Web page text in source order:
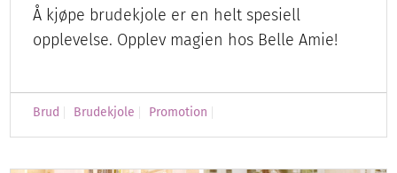
Å kjøpe brudekjole er en helt spesiell
opplevelse. Opplev magien hos Belle Amie!
Brud Brudekjole Promotion